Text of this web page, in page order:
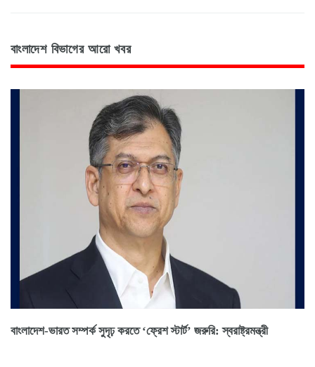
বাংলাদেশ বিভাগের আরো খবর
বাংলাদেশ-ভারত সম্পর্ক সুদৃঢ় করতে ‘ফ্রেশ স্টার্ট’ জরুরি: স্বরাষ্ট্রমন্ত্রী